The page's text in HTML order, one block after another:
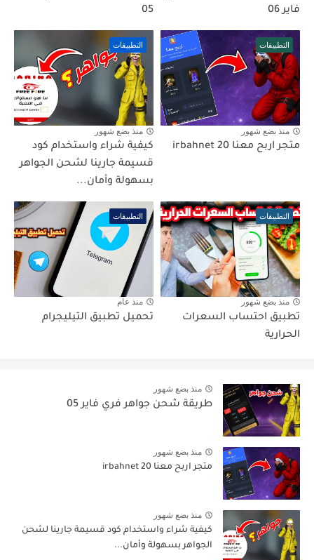
فاير 06
05
التطبيقات
منذ بضع شهور
متجر اربح معنا irbahnet 20
التطبيقات
منذ بضع شهور
كيفية شراء واستخدام كود
قسيمة جارينا لشحن الجواهر
بسهولة وأمان...
التطبيقات
منذ بضع شهور
تطبيق احتساب السعرات
الحرارية
التطبيقات
منذ عام
تحميل تطبيق التيليجرام
منذ بضع شهور
طريقة شحن جواهر فري فاير 05
منذ بضع شهور
متجر اربح معنا irbahnet 20
منذ بضع شهور
كيفية شراء واستخدام كود قسيمة جارينا لشحن
الجواهر بسهولة وأمان...